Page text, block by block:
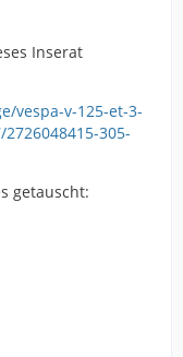
Inserat
vespa-v-125-et-3-
305-
getauscht: